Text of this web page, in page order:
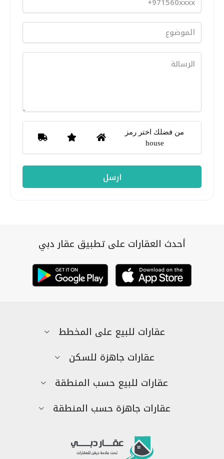
من فضلك اختر رمز
house
أحدث العقارات على تطبيق عقار دبي
عقارات للبيع على المخطط
عقارات جاهزة للسكن
عقارات للبيع حسب المنطقة
عقارات جاهزة حسب المنطقة